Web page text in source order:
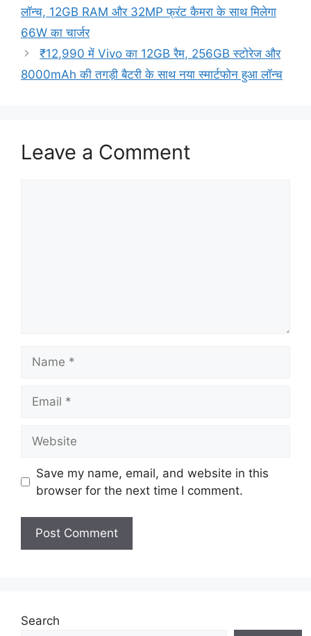
लॉन्च, 12GB RAM और 32MP फ्रंट कैमरा के साथ मिलेगा
66W का चार्जर
₹12,990 में Vivo का 12GB रैम, 256GB स्टोरेज और
8000mAh की तगड़ी बैटरी के साथ नया स्मार्टफोन हुआ लॉन्च
Leave a Comment
Save my name, email, and website in this
browser for the next time I comment.
Search